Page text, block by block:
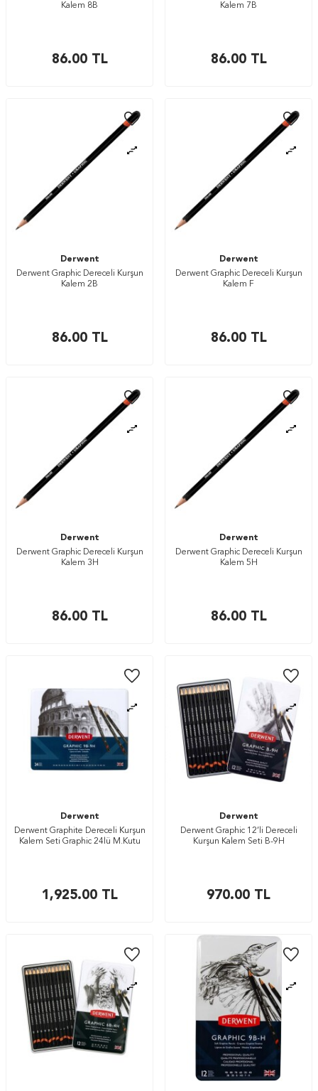
Kalem 8B
86.00TL
Kalem 7B
86.00TL
Derwent
Derwent Graphic Dereceli Kurşun
Kalem 2B
86.00TL
Derwent
Derwent Graphic Dereceli Kurşun
Kalem F
86.00TL
Derwent
Derwent Graphic Dereceli Kurşun
Kalem 3H
86.00TL
Derwent
Derwent Graphic Dereceli Kurşun
Kalem 5H
86.00TL
Derwent
Derwent Graphite Dereceli Kurşun
Kalem Seti Graphic 24lü M.Kutu
1,925.00TL
Derwent
Derwent Graphic 12’li Dereceli
Kurşun Kalem Seti B-9H
970.00 TL